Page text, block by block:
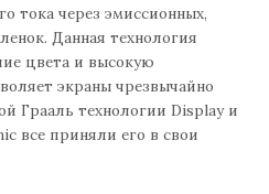
тока через эмиссионных,
Данная технология
цвета и высокую
экраны чрезвычайно
Грааль технологии Display и
все приняли его в свои